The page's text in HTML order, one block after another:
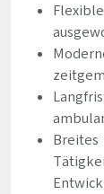
Breites